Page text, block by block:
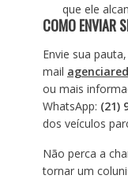
que ele
COMO ENVIAR
Envie sua
mail
ou mais
WhatsApp: (21)
dos veículos
Não perca a
tornar um